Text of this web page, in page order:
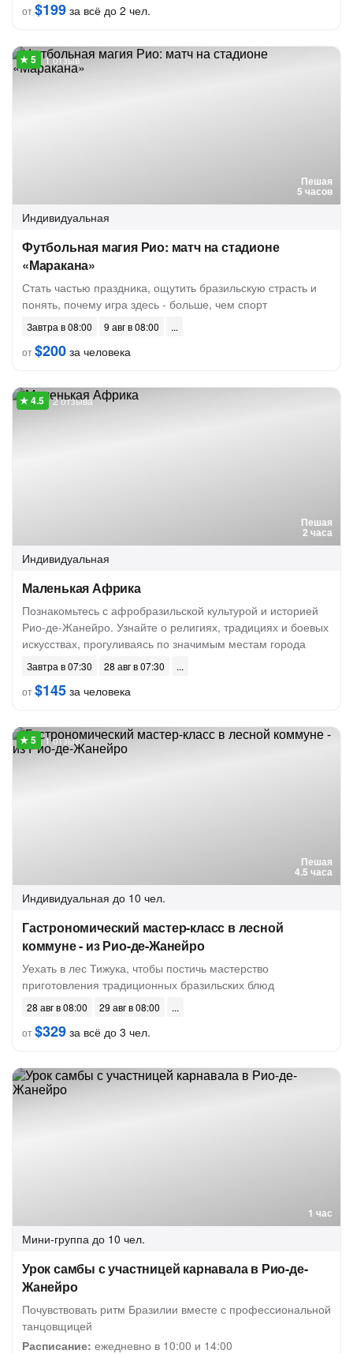
от$199 за всё до 2 чел.
Пешая
5 часов
1 отзыв
Индивидуальная
Футбольная магия Рио: матч на стадионе
«Маракана»
Стать частью праздника, ощутить бразильскую страсть и
понять, почему игра здесь - больше, чем спорт
Завтра в 08:00
9 авг в 08:00
от$200 за человека
Пешая
2 часа
2 отзыва
Индивидуальная
Маленькая Африка
Познакомьтесь с афробразильской культурой и историей
Рио-де-Жанейро. Узнайте о религиях, традициях и боевых
искусствах, прогуливаясь по значимым местам города
Завтра в 07:30
28 авг в 07:30
от$145 за человека
Пешая
4.5 часа
1 отзыв
Индивидуальная до 10 чел.
Гастрономический мастер-класс в лесной
коммуне - из Рио-де-Жанейро
Уехать в лес Тижука, чтобы постичь мастерство
приготовления традиционных бразильских блюд
28 авг в 08:00
29 авг в 08:00
от$329 за всё до 3 чел.
1 час
Мини-группа до 10 чел.
Урок самбы с участницей карнавала в Рио-де-
Жанейро
Почувствовать ритм Бразилии вместе с профессиональной
танцовщицей
Расписание: ежедневно в 10:00 и 14:00